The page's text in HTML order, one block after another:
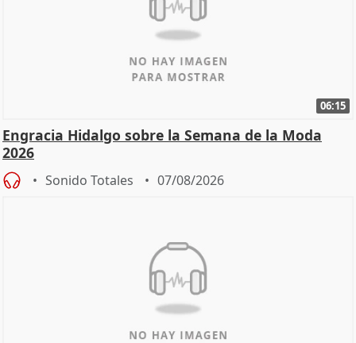
06:15
Engracia Hidalgo sobre la Semana de la Moda
2026
Sonido Totales 07/08/2026